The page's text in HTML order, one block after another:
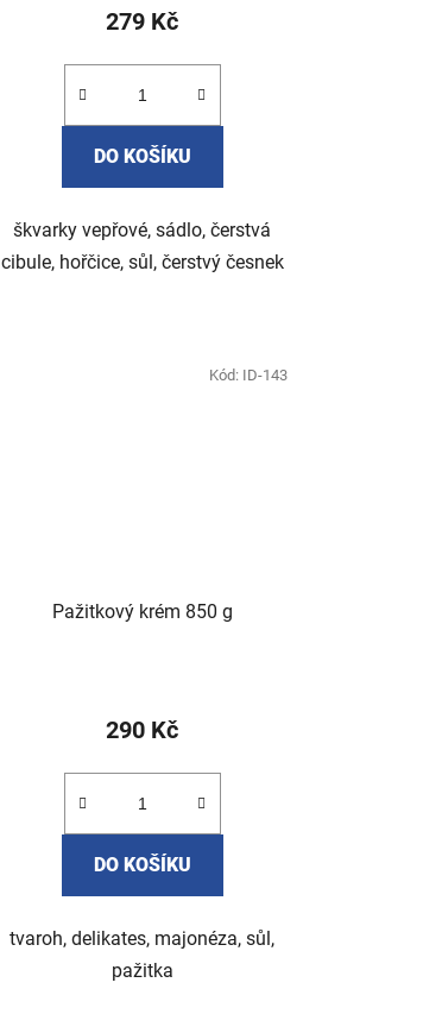
279 Kč
DO KOŠÍKU
škvarky vepřové, sádlo, čerstvá
cibule, hořčice, sůl, čerstvý česnek
Pažitkový krém 850 g
290 Kč
DO KOŠÍKU
tvaroh, delikates, majonéza, sůl,
pažitka
Kód: ID-143